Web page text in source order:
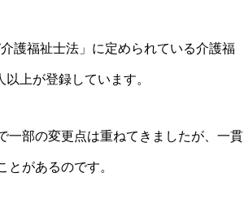
護福祉士法」に定められている介護福
上が登録しています。
部の変更点は重ねてきましたが、一貫
があるのです。